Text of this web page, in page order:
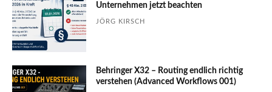
Unter­nehmen jetzt beachten
JÖRG KIRSCH
Behringer X32 – Routing endlich richtig
verstehen (Advanced Workflows 001)